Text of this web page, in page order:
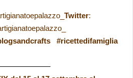
Twitter:
#ricettedifamiglia